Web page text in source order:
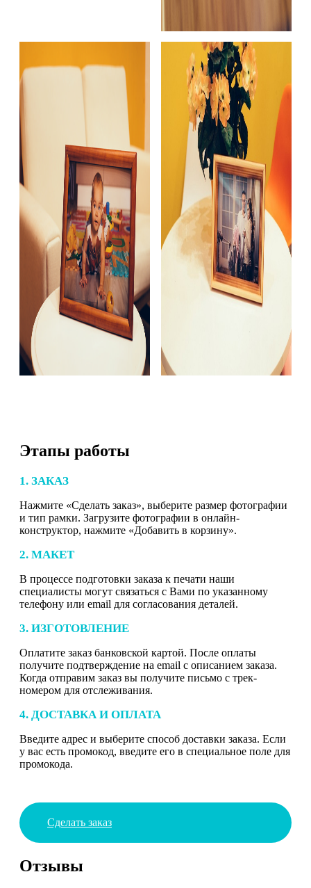
Этапы работы
1. ЗАКАЗ
Нажмите «Сделать заказ», выберите размер фотографии
и тип рамки. Загрузите фотографии в онлайн-
конструктор, нажмите «Добавить в корзину».
2. МАКЕТ
В процессе подготовки заказа к печати наши
специалисты могут связаться с Вами по указанному
телефону или email для согласования деталей.
3. ИЗГОТОВЛЕНИЕ
Оплатите заказ банковской картой. После оплаты
получите подтверждение на email с описанием заказа.
Когда отправим заказ вы получите письмо с трек-
номером для отслеживания.
4. ДОСТАВКА И ОПЛАТА
Введите адрес и выберите способ доставки заказа. Если
у вас есть промокод, введите его в специальное поле для
промокода.
Сделать заказ
Отзывы